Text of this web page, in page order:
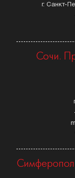
г. Санкт-
Сочи.